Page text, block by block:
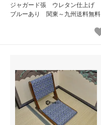
ジャガード張 ウレタン仕上げ
ブルーあり 関東～九州送料無料